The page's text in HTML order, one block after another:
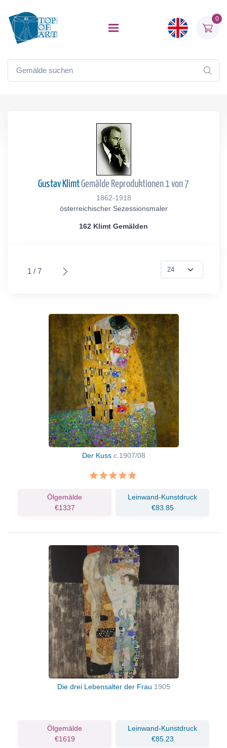
0
Gustav KlimtGemälde Reproduktionen 1 von 7
1862-1918
österreichischer Sezessionsmaler
162 Klimt Gemälden
1 / 7
Der Kuss c.1907/08
Ölgemälde
€1337
Leinwand-Kunstdruck
€83.85
Die drei Lebensalter der Frau 1905
Ölgemälde
€1619
Leinwand-Kunstdruck
€85.23